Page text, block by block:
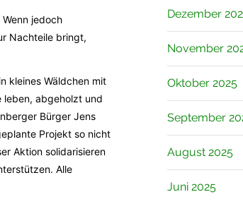
jedoch
Nachteile bringt,
kleines Wäldchen mit
leben, abgeholzt und
Bürger Jens
Projekt so nicht
Aktion solidarisieren
Alle
Dezember
November
Oktober 2025
September
August 2025
Juni 2025